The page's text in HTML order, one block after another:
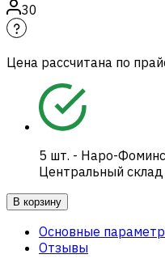
30
Цена рассчитана по
5 шт. - Наро-
Центральный склад
В корзину
Основные
Отзывы